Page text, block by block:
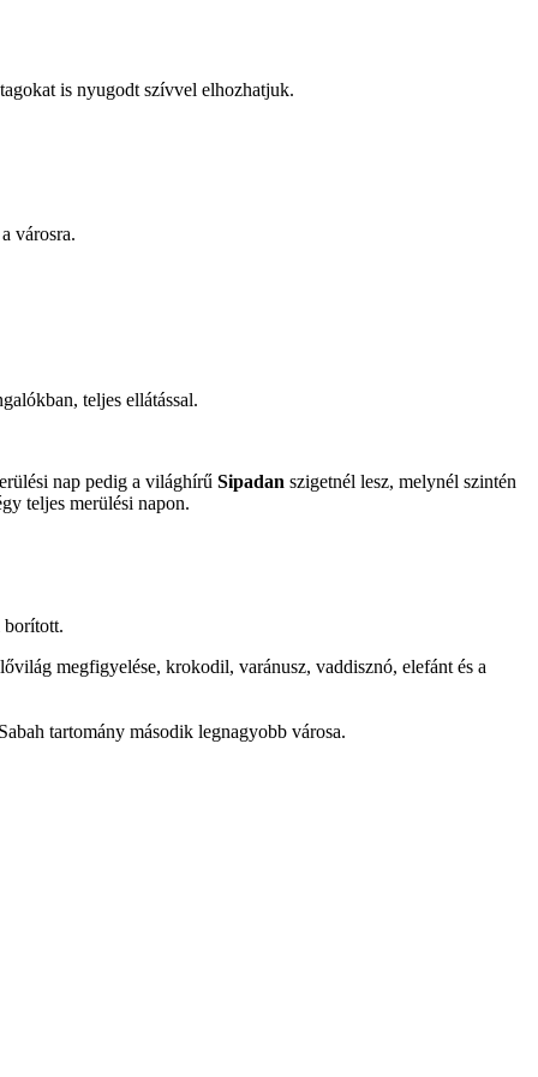
is nyugodt szívvel elhozhatjuk.
városra.
teljes ellátással.
nap pedig a világhírű Sipadan szigetnél lesz, melynél szintén
teljes merülési napon.
borított.
megfigyelése, krokodil, varánusz, vaddisznó, elefánt és a
tartomány második legnagyobb városa.